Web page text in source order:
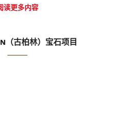
读更多内容
（古柏林）宝石项目